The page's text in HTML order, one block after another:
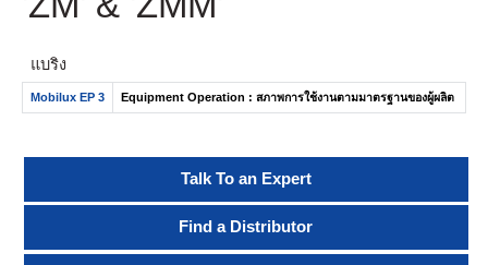
แบริ่ง
Mobilux EP 3 Equipment Operation : สภาพการใช้งานตามมาตรฐานของผู้ผลิต
Talk To an Expert
Find a Distributor